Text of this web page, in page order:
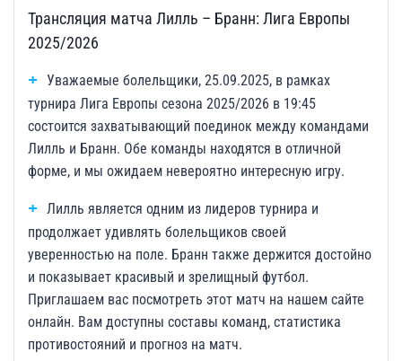
Трансляция матча Лилль – Бранн: Лига Европы
2025/2026
Уважаемые болельщики, 25.09.2025, в рамках
турнира Лига Европы сезона 2025/2026 в 19:45
состоится захватывающий поединок между командами
Лилль и Бранн. Обе команды находятся в отличной
форме, и мы ожидаем невероятно интересную игру.
Лилль является одним из лидеров турнира и
продолжает удивлять болельщиков своей
уверенностью на поле. Бранн также держится достойно
и показывает красивый и зрелищный футбол.
Приглашаем вас посмотреть этот матч на нашем сайте
онлайн. Вам доступны составы команд, статистика
противостояний и прогноз на матч.